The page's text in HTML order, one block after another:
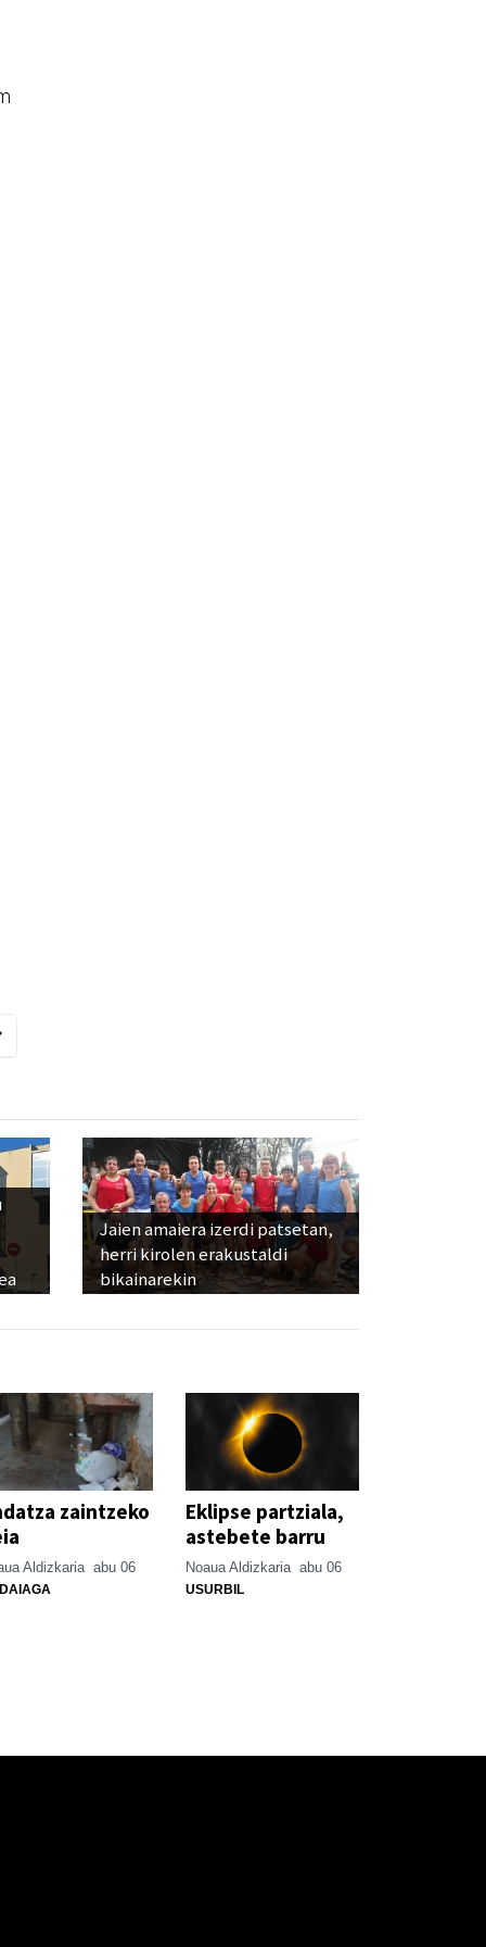
Jaien amaiera izerdi patsetan,
herri kirolen erakustaldi
bikainarekin
zaintzeko
Aldizkaria abu 06
Eklipse partziala,
astebete barru
Noaua Aldizkaria abu 06
USURBIL